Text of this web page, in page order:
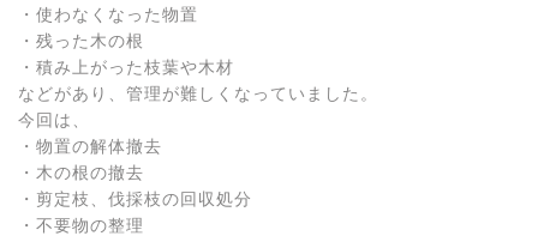
・使わなくなった物置
・残った木の根
・積み上がった枝葉や木材
などがあり、管理が難しくなっていました。
今回は、
・物置の解体撤去
・木の根の撤去
・剪定枝、伐採枝の回収処分
・不要物の整理